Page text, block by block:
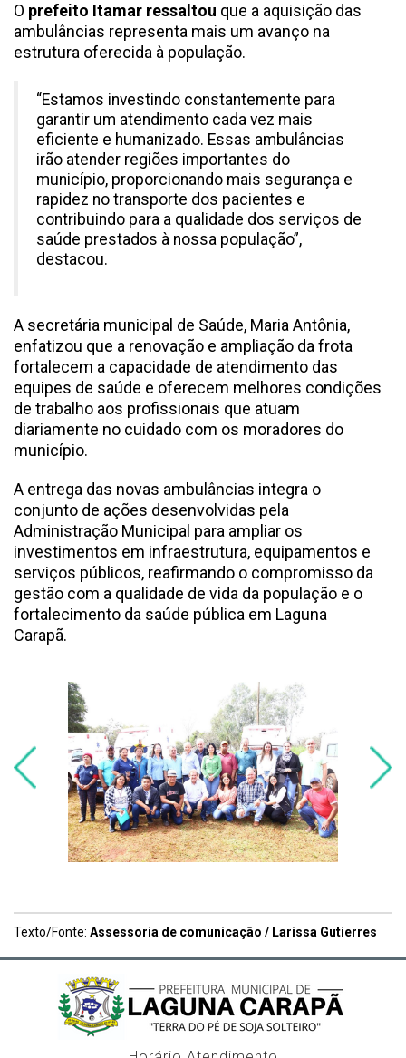
O prefeito Itamar ressaltou que a aquisição das
ambulâncias representa mais um avanço na
estrutura oferecida à população.
“Estamos investindo constantemente para
garantir um atendimento cada vez mais
eficiente e humanizado. Essas ambulâncias
irão atender regiões importantes do
município, proporcionando mais segurança e
rapidez no transporte dos pacientes e
contribuindo para a qualidade dos serviços de
saúde prestados à nossa população”,
destacou.
A secretária municipal de Saúde, Maria Antônia,
enfatizou que a renovação e ampliação da frota
fortalecem a capacidade de atendimento das
equipes de saúde e oferecem melhores condições
de trabalho aos profissionais que atuam
diariamente no cuidado com os moradores do
município.
A entrega das novas ambulâncias integra o
conjunto de ações desenvolvidas pela
Administração Municipal para ampliar os
investimentos em infraestrutura, equipamentos e
serviços públicos, reafirmando o compromisso da
gestão com a qualidade de vida da população e o
fortalecimento da saúde pública em Laguna
Carapã.
Texto/Fonte: Assessoria de comunicação / Larissa Gutierres